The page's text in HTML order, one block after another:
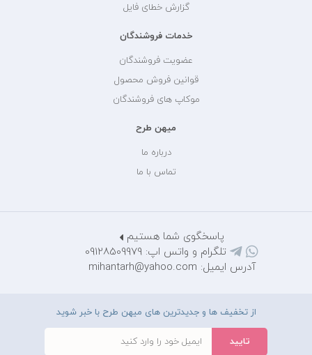
گزارش خطای فایل
خدمات فروشندگان
عضویت فروشندگان
قوانین فروش محصول
موکاپ های فروشندگان
میهن طرح
درباره ما
تماس با ما
پاسخگوی شما هستیم
تلگرام و واتس اپ: 09128509979
آدرس ایمیل: mihantarh@yahoo.com
از تخفیف ها و جدیدترین های میهن طرح با خبر شوید